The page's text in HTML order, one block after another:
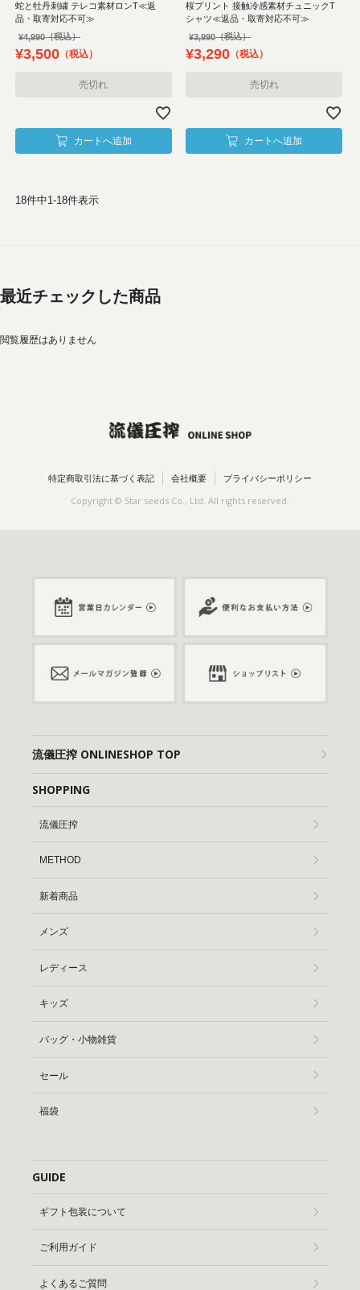
蛇と牡丹刺繍 テレコ素材ロンT≪返
品・取寄対応不可≫
¥4,990
¥3,500 税込
売切れ
カートへ追加
桜プリント 接触冷感素材チュニックT
シャツ≪返品・取寄対応不可≫
¥3,990
¥3,290 税込
売切れ
カートへ追加
18件中1-18件表示
最近チェックした商品
閲覧履歴はありません
特定商取引法に基づく表記 会社概要 プライバシーポリシー
Copyright © Star seeds Co., Ltd. All rights reserved.
流儀圧搾 ONLINESHOP TOP
SHOPPING
流儀圧搾
METHOD
新着商品
メンズ
レディース
キッズ
バッグ・小物雑貨
セール
福袋
GUIDE
ギフト包装について
ご利用ガイド
よくあるご質問